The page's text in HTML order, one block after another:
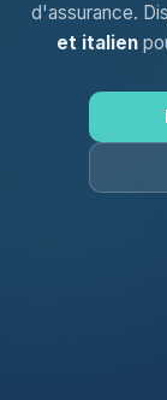
d'assurance.
et italien